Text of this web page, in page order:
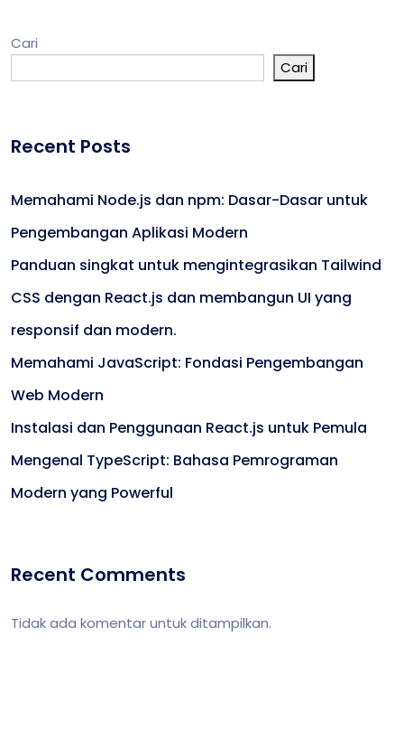
Cari
Cari
Recent Posts
Memahami Node.js dan npm: Dasar-Dasar untuk
Pengembangan Aplikasi Modern
Panduan singkat untuk mengintegrasikan Tailwind
CSS dengan React.js dan membangun UI yang
responsif dan modern.
Memahami JavaScript: Fondasi Pengembangan
Web Modern
Instalasi dan Penggunaan React.js untuk Pemula
Mengenal TypeScript: Bahasa Pemrograman
Modern yang Powerful
Recent Comments
Tidak ada komentar untuk ditampilkan.